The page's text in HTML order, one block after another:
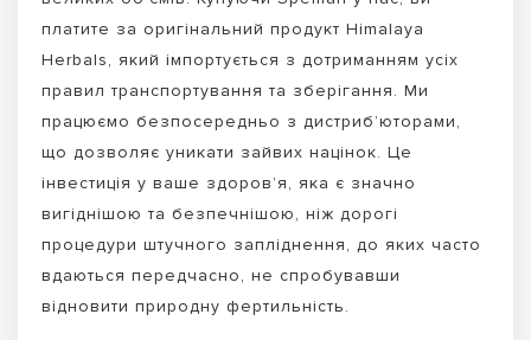
платите за оригінальний продукт Himalaya
Herbals, який імпортується з дотриманням усіх
правил транспортування та зберігання. Ми
працюємо безпосередньо з дистриб’юторами,
що дозволяє уникати зайвих націнок. Це
інвестиція у ваше здоров’я, яка є значно
вигіднішою та безпечнішою, ніж дорогі
процедури штучного запліднення, до яких часто
вдаються передчасно, не спробувавши
відновити природну фертильність.